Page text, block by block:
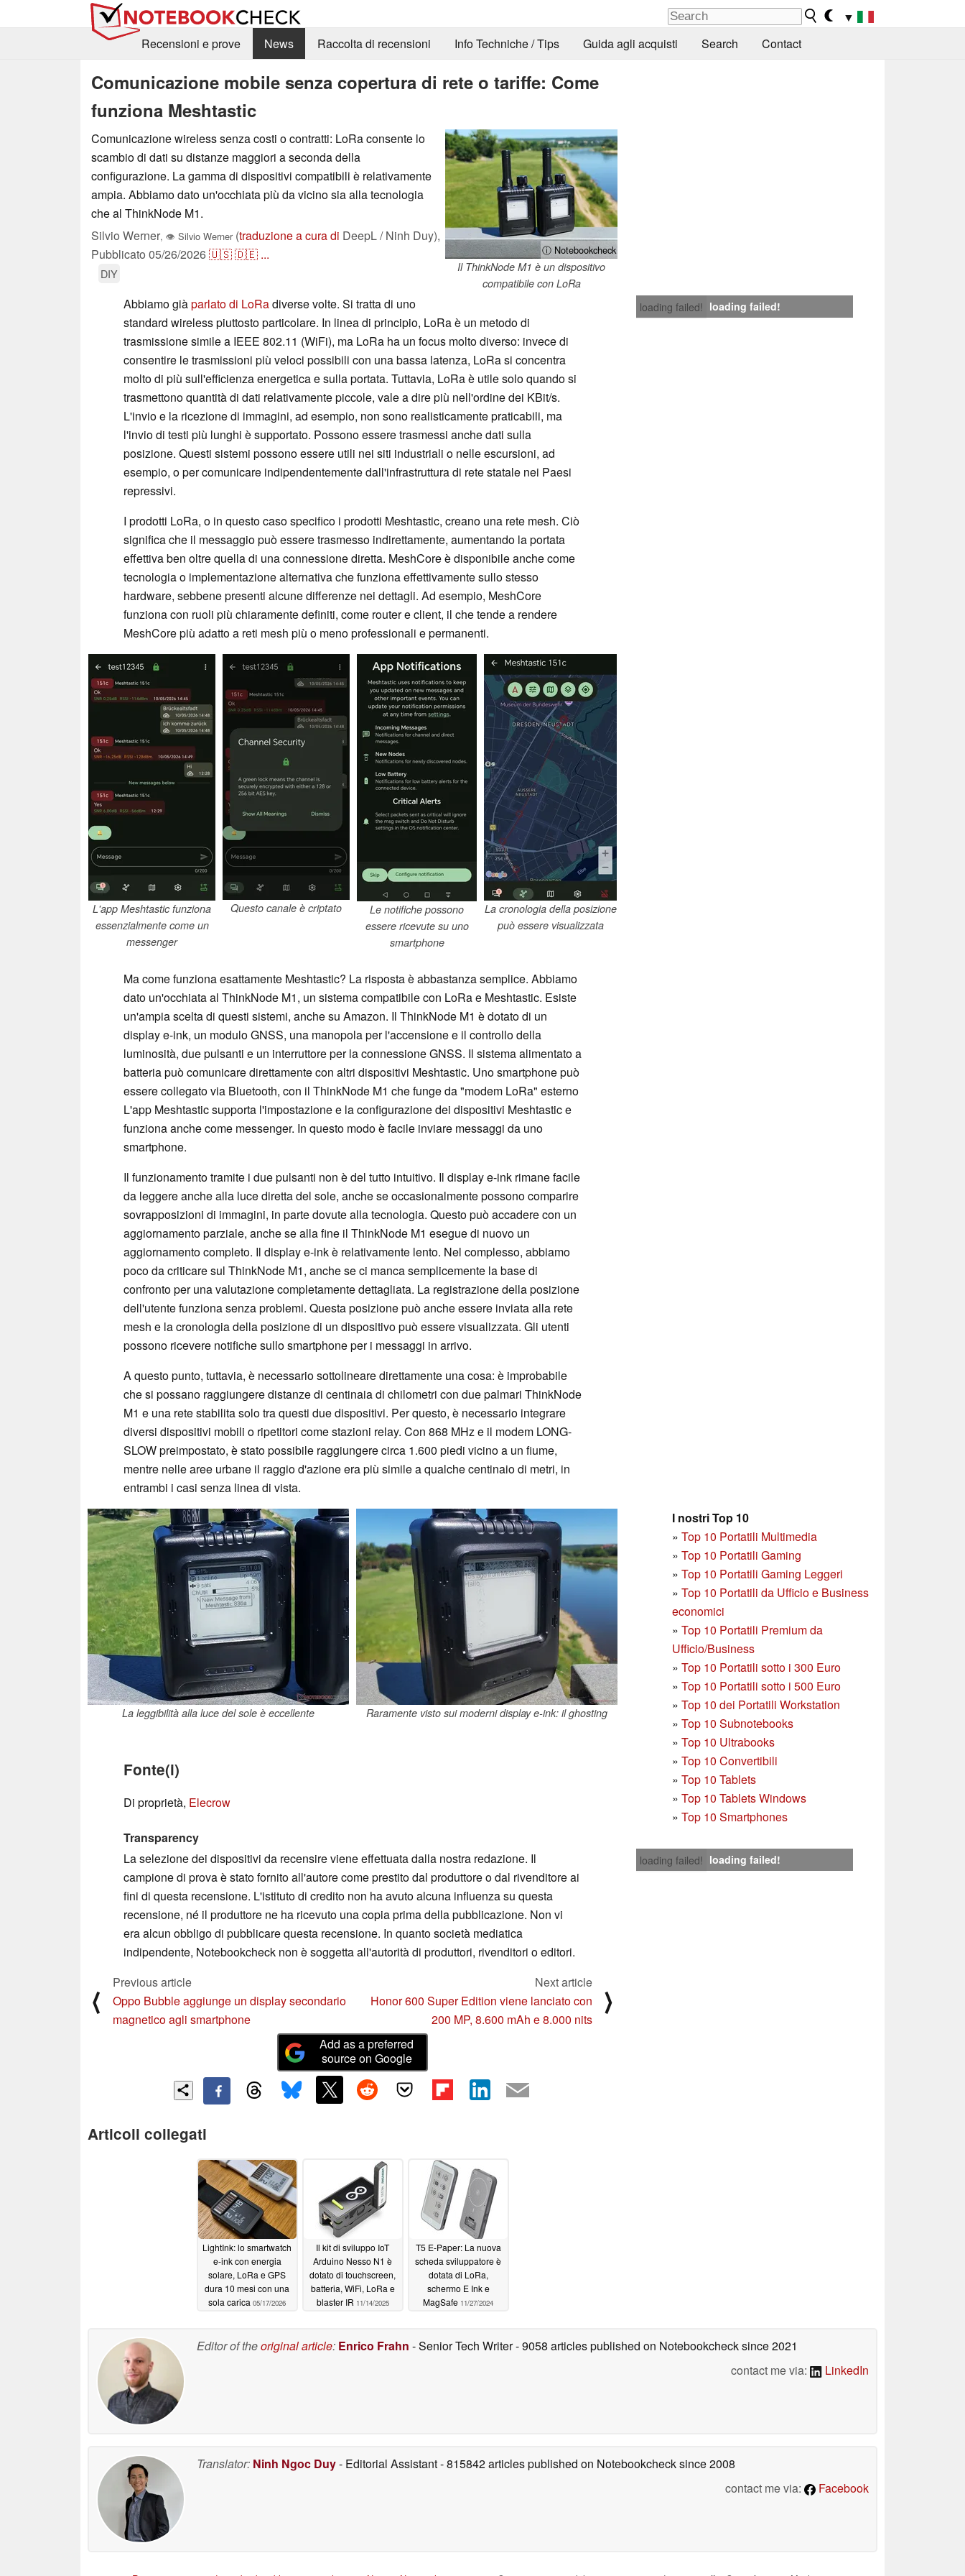
▼
Recensioni e prove
News Raccolta di recensioni Info Techniche / Tips Guida agli acquisti Search Contact
Comunicazione mobile senza copertura di rete o tariffe: Come
funziona Meshtastic
ⓘ Notebookcheck
Il ThinkNode M1 è un dispositivo
compatibile con LoRa
Comunicazione wireless senza costi o contratti: LoRa consente lo
scambio di dati su distanze maggiori a seconda della
configurazione. La gamma di dispositivi compatibili è relativamente
ampia. Abbiamo dato un'occhiata più da vicino sia alla tecnologia
che al ThinkNode M1.
Silvio Werner, 👁 Silvio Werner (traduzione a cura di DeepL / Ninh Duy),
Pubblicato 05/26/2026🇺🇸🇩🇪 ...
DIY
loading failed! loading failed!
Abbiamo giàparlato di LoRadiverse volte. Si tratta di uno
standard wireless piuttosto particolare. In linea di principio, LoRa è un metodo di
trasmissione simile a IEEE 802.11 (WiFi), ma LoRa ha un focus molto diverso: invece di
consentire le trasmissioni più veloci possibili con una bassa latenza, LoRa si concentra
molto di più sull'efficienza energetica e sulla portata. Tuttavia, LoRa è utile solo quando si
trasmettono quantità di dati relativamente piccole, vale a dire più nell'ordine dei KBit/s.
L'invio e la ricezione di immagini, ad esempio, non sono realisticamente praticabili, ma
l'invio di testi più lunghi è supportato. Possono essere trasmessi anche dati sulla
posizione. Questi sistemi possono essere utili nei siti industriali o nelle escursioni, ad
esempio, o per comunicare indipendentemente dall'infrastruttura di rete statale nei Paesi
repressivi.
I prodotti LoRa, o in questo caso specifico i prodotti Meshtastic, creano una rete mesh. Ciò
significa che il messaggio può essere trasmesso indirettamente, aumentando la portata
effettiva ben oltre quella di una connessione diretta. MeshCore è disponibile anche come
tecnologia o implementazione alternativa che funziona effettivamente sullo stesso
hardware, sebbene presenti alcune differenze nei dettagli. Ad esempio, MeshCore
funziona con ruoli più chiaramente definiti, come router e client, il che tende a rendere
MeshCore più adatto a reti mesh più o meno professionali e permanenti.
L'app Meshtastic funziona
essenzialmente come un
messenger
Questo canale è criptato
Le notifiche possono
essere ricevute su uno
smartphone
La cronologia della posizione
può essere visualizzata
Ma come funziona esattamente Meshtastic? La risposta è abbastanza semplice. Abbiamo
dato un'occhiata al ThinkNode M1, un sistema compatibile con LoRa e Meshtastic. Esiste
un'ampia scelta di questi sistemi, anche su Amazon. Il ThinkNode M1 è dotato di un
display e-ink, un modulo GNSS, una manopola per l'accensione e il controllo della
luminosità, due pulsanti e un interruttore per la connessione GNSS. Il sistema alimentato a
batteria può comunicare direttamente con altri dispositivi Meshtastic. Uno smartphone può
essere collegato via Bluetooth, con il ThinkNode M1 che funge da "modem LoRa" esterno
L'app Meshtastic supporta l'impostazione e la configurazione dei dispositivi Meshtastic e
funziona anche come messenger. In questo modo è facile inviare messaggi da uno
smartphone.
Il funzionamento tramite i due pulsanti non è del tutto intuitivo. Il display e-ink rimane facile
da leggere anche alla luce diretta del sole, anche se occasionalmente possono comparire
sovrapposizioni di immagini, in parte dovute alla tecnologia. Questo può accadere con un
aggiornamento parziale, anche se alla fine il ThinkNode M1 esegue di nuovo un
aggiornamento completo. Il display e-ink è relativamente lento. Nel complesso, abbiamo
poco da criticare sul ThinkNode M1, anche se ci manca semplicemente la base di
confronto per una valutazione completamente dettagliata. La registrazione della posizione
dell'utente funziona senza problemi. Questa posizione può anche essere inviata alla rete
mesh e la cronologia della posizione di un dispositivo può essere visualizzata. Gli utenti
possono ricevere notifiche sullo smartphone per i messaggi in arrivo.
A questo punto, tuttavia, è necessario sottolineare direttamente una cosa: è improbabile
che si possano raggiungere distanze di centinaia di chilometri con due palmari ThinkNode
M1 e una rete stabilita solo tra questi due dispositivi. Per questo, è necessario integrare
diversi dispositivi mobili o ripetitori come stazioni relay. Con 868 MHz e il modem LONG-
SLOW preimpostato, è stato possibile raggiungere circa 1.600 piedi vicino a un fiume,
mentre nelle aree urbane il raggio d'azione era più simile a qualche centinaio di metri, in
entrambi i casi senza linea di vista.
I nostri Top 10
» Top 10 Portatili Multimedia
» Top 10 Portatili Gaming
» Top 10 Portatili Gaming Leggeri
» Top 10 Portatili da Ufficio e Business
economici
» Top 10 Portatili Premium da
Ufficio/Business
» Top 10 Portatili sotto i 300 Euro
» Top 10 Portatili sotto i 500 Euro
» Top 10 dei Portatili Workstation
» Top 10 Subnotebooks
» Top 10 Ultrabooks
» Top 10 Convertibili
» Top 10 Tablets
» Top 10 Tablets Windows
» Top 10 Smartphones
La leggibilità alla luce del sole è eccellente Raramente visto sui moderni display e-ink: il ghosting
Fonte(i)
Di proprietà, Elecrow
loading failed! loading failed!
Transparency
La selezione dei dispositivi da recensire viene effettuata dalla nostra redazione. Il
campione di prova è stato fornito all'autore come prestito dal produttore o dal rivenditore ai
fini di questa recensione. L'istituto di credito non ha avuto alcuna influenza su questa
recensione, né il produttore ne ha ricevuto una copia prima della pubblicazione. Non vi
era alcun obbligo di pubblicare questa recensione. In quanto società mediatica
indipendente, Notebookcheck non è soggetta all'autorità di produttori, rivenditori o editori.
⟨
Previous article
Oppo Bubble aggiunge un display secondario
magnetico agli smartphone
Next article
Honor 600 Super Edition viene lanciato con
200 MP, 8.600 mAh e 8.000 nits
⟩
Add as a preferred
source on Google
Articoli collegati
LightInk: lo smartwatch
e-ink con energia
solare, LoRa e GPS
dura 10 mesi con una
sola carica 05/17/2026
Il kit di sviluppo IoT
Arduino Nesso N1 è
dotato di touchscreen,
batteria, WiFi, LoRa e
blaster IR 11/14/2025
T5 E-Paper: La nuova
scheda sviluppatore è
dotata di LoRa,
schermo E Ink e
MagSafe 11/27/2024
Editor of theoriginal article: Enrico Frahn - Senior Tech Writer- 9058 articles published on Notebookchecksince 2021
contact me via:
LinkedIn
Translator: Ninh Ngoc Duy- Editorial Assistant- 815842 articles published on Notebookchecksince 2008
contact me via:
Facebook